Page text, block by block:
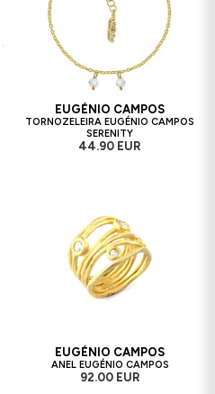
EUGÉNIO CAMPOS
TORNOZELEIRA EUGÉNIO CAMPOS
SERENITY
44.90 EUR
EUGÉNIO CAMPOS
ANEL EUGÉNIO CAMPOS
92.00 EUR